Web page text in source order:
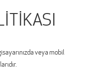
veya mobil